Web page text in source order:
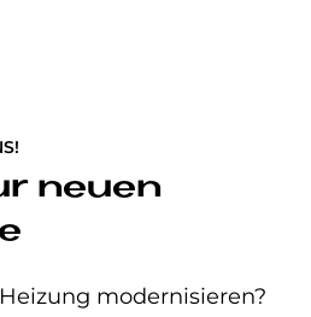
neuen
modernisieren?